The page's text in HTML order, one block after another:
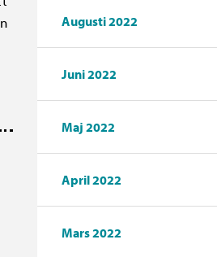
Augusti 2022
Juni 2022
Maj 2022
April 2022
Mars 2022